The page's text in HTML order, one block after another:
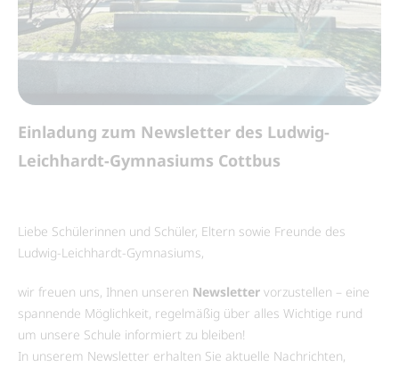
Leitung & Lehrer
Schulprogramm
Partner
Förderverein
Stundenzeiten
Prüfungen / Abschlüsse
Vertretungsplan Schüler
Vertretungsplan Lehrer
Fotogalerie
Sport
Schulsozialarbeit
Ganztag AG’s
Schülerzeitung
Leichhardt-Film-Preis
JAPAN
Japanisch als Fremdsprache
Omiya High School
FAQ
Schüler werden
Krankmeldungen
LLGYM-Kollektion
Instagram
Einladung zum Newsletter des Ludwig-
Leichhardt-Gymnasiums Cottbus
Liebe Schülerinnen und Schüler, Eltern sowie Freunde des
Ludwig-Leichhardt-Gymnasiums,
wir freuen uns, Ihnen unseren Newsletter vorzustellen – eine
spannende Möglichkeit, regelmäßig über alles Wichtige rund
um unsere Schule informiert zu bleiben!
In unserem Newsletter erhalten Sie aktuelle Nachrichten,